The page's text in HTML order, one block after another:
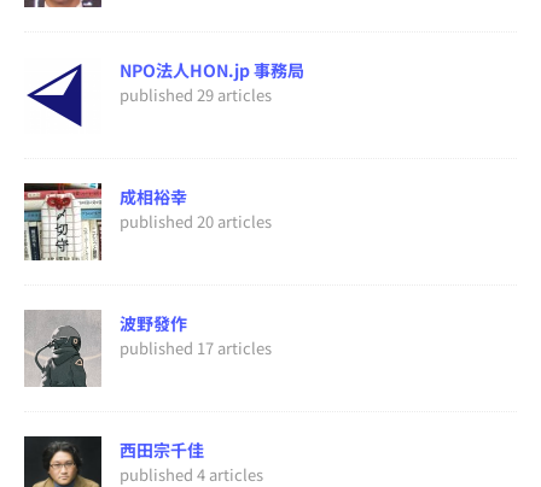
NPO法人HON.jp 事務局
published 29 articles
成相裕幸
published 20 articles
波野發作
published 17 articles
西田宗千佳
published 4 articles